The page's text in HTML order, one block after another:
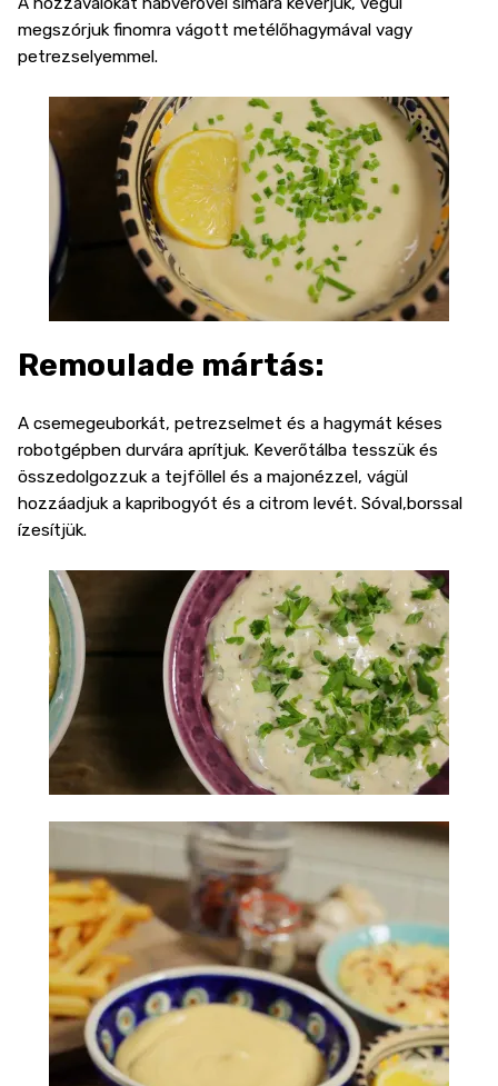
megszórjuk finomra vágott metélőhagymával vagy
petrezselyemmel.
Remoulade mártás:
A csemegeuborkát, petrezselmet és a hagymát késes
robotgépben durvára aprítjuk. Keverőtálba tesszük és
összedolgozzuk a tejföllel és a majonézzel, vágül
hozzáadjuk a kapribogyót és a citrom levét. Sóval,borssal
ízesítjük.